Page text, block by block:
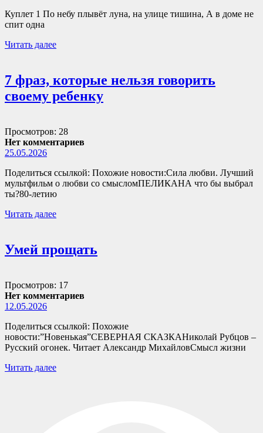
Куплет 1 По небу плывёт луна, на улице тишина, А в доме не
спит одна
Читать далее
7 фраз, которые нельзя говорить
своему ребенку
Просмотров: 28
Нет комментариев
25.05.2026
Поделиться ссылкой: Похожие новости:Сила любви. Лучший
мультфильм о любви со смысломПЕЛИКАНА что бы выбрал
ты?80-летию
Читать далее
Умей прощать
Просмотров: 17
Нет комментариев
12.05.2026
Поделиться ссылкой: Похожие
новости:”Новенькая”СЕВЕРНАЯ СКАЗКАНиколай Рубцов –
Русский огонек. Читает Александр МихайловСмысл жизни
Читать далее